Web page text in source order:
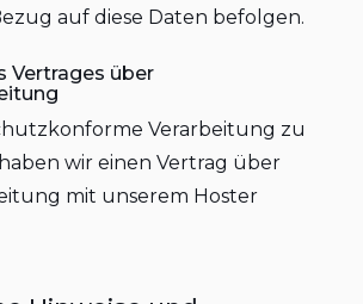
auf diese Daten befolgen.
Vertrages über
Verarbeitung zu
wir einen Vertrag über
mit unserem Hoster